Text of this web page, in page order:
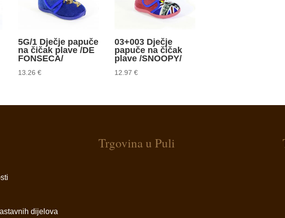
5G/1 Dječje papuče
na čičak plave /DE
FONSECA/
13.26€
03+003 Dječje
papuče na čičak
plave /SNOOPY/
12.97€
dijelova
Trgovina u Puli